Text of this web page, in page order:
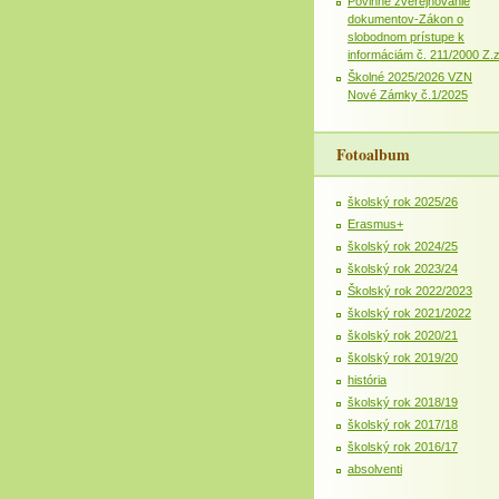
dokumentov-Zákon o
slobodnom prístupe k
informáciám č. 211/2000 Z.z
Školné 2025/2026 VZN
Nové Zámky č.1/2025
Fotoalbum
školský rok 2025/26
Erasmus+
školský rok 2024/25
školský rok 2023/24
Školský rok 2022/2023
školský rok 2021/2022
školský rok 2020/21
školský rok 2019/20
história
školský rok 2018/19
školský rok 2017/18
školský rok 2016/17
absolventi